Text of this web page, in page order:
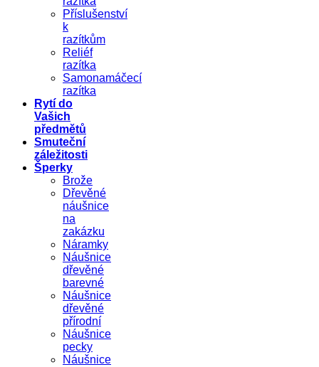
Příslušenství
k
razítkům
Reliéf
razítka
Samonamáčecí
razítka
Rytí do
Vašich
předmětů
Smuteční
záležitosti
Šperky
Brože
Dřevěné
náušnice
na
zakázku
Náramky
Náušnice
dřevěné
barevné
Náušnice
dřevěné
přírodní
Náušnice
pecky
Náušnice